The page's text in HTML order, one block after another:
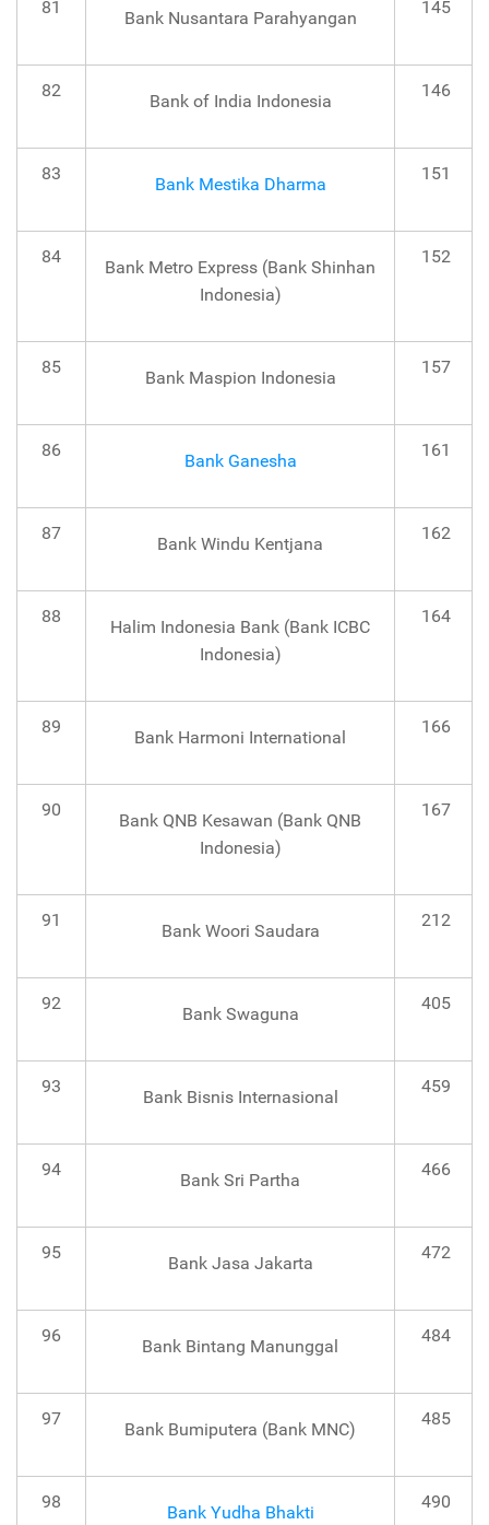
81
Bank Nusantara Parahyangan
145
82
Bank of India Indonesia
146
83
Bank Mestika Dharma
151
84
Bank Metro Express (Bank Shinhan
Indonesia)
152
85
Bank Maspion Indonesia
157
86
Bank Ganesha
161
87
Bank Windu Kentjana
162
88
Halim Indonesia Bank (Bank ICBC
Indonesia)
164
89
Bank Harmoni International
166
90
Bank QNB Kesawan (Bank QNB
Indonesia)
167
91
Bank Woori Saudara
212
92
Bank Swaguna
405
93
Bank Bisnis Internasional
459
94
Bank Sri Partha
466
95
Bank Jasa Jakarta
472
96
Bank Bintang Manunggal
484
97
Bank Bumiputera (Bank MNC)
485
98
Bank Yudha Bhakti
490